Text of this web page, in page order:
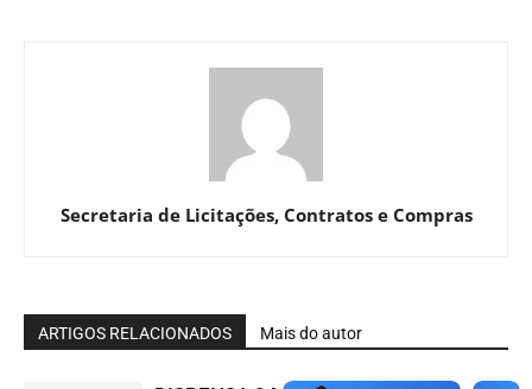
Secretaria de Licitações, Contratos e Compras
ARTIGOS RELACIONADOS Mais do autor